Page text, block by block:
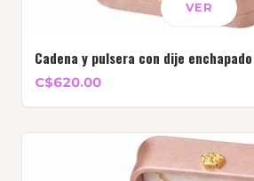
VER
Cadena y pulsera con dije
C$620.00